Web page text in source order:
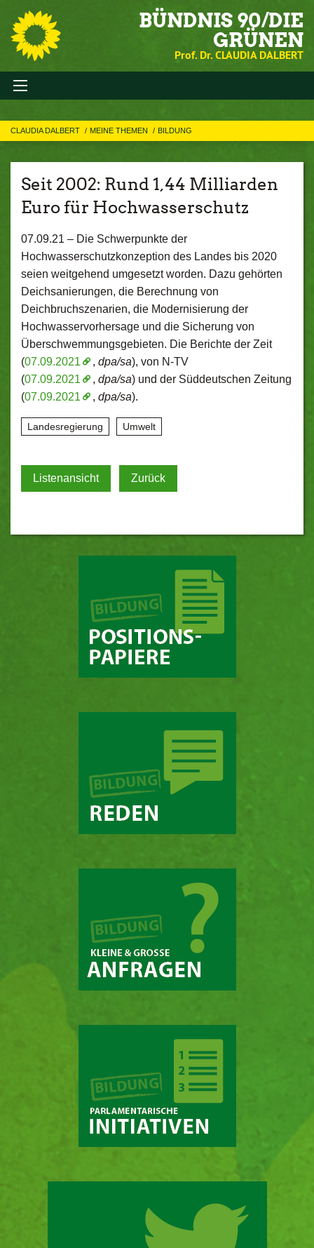
BÜNDNIS 90/DIE
GRÜNEN
Prof. Dr. CLAUDIA DALBERT
CLAUDIA DALBERT MEINE THEMEN BILDUNG
Seit 2002: Rund 1,44 Milliarden
Euro für Hochwasserschutz
07.09.21 – Die Schwerpunkte der
Hochwasserschutzkonzeption des Landes bis 2020
seien weitgehend umgesetzt worden. Dazu gehörten
Deichsanierungen, die Berechnung von
Deichbruchszenarien, die Modernisierung der
Hochwasservorhersage und die Sicherung von
Überschwemmungsgebieten. Die Berichte der Zeit
(07.09.2021 ,dpa/sa), von N-TV
(07.09.2021 ,dpa/sa) und der Süddeutschen Zeitung
(07.09.2021 ,dpa/sa).
Landesregierung Umwelt
Listenansicht Zurück